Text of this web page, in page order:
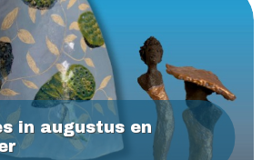
in augustus en